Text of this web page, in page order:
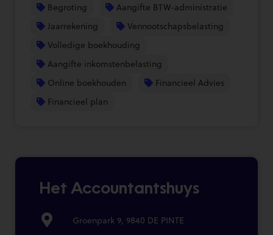
Begroting
Aangifte BTW-administratie
Jaarrekening
Vennootschapsbelasting
Volledige boekhouding
Aangifte inkomstenbelasting
Online boekhouden
Financieel Advies
Financieel plan
Het Accountantshuys
Groenpark 9, 9840 DE PINTE